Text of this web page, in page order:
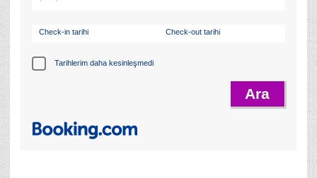
Check-in tarihi Check-out tarihi
Tarihlerim daha kesinleşmedi